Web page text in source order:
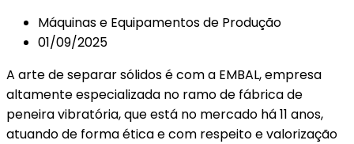
Máquinas e Equipamentos de Produção
01/09/2025
A arte de separar sólidos é com a EMBAL, empresa
altamente especializada no ramo de fábrica de
peneira vibratória, que está no mercado há 11 anos,
atuando de forma ética e com respeito e valorização